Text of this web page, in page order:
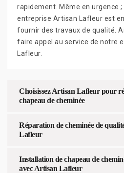
rapidement. Même en urgence
entreprise Artisan Lafleur est
fournir des travaux de qualité.
faire appel au service de notre
Lafleur.
Choisissez Artisan Lafleur pour
chapeau de cheminée
Réparation de cheminée de
Lafleur
Installation de chapeau de
avec Artisan Lafleur